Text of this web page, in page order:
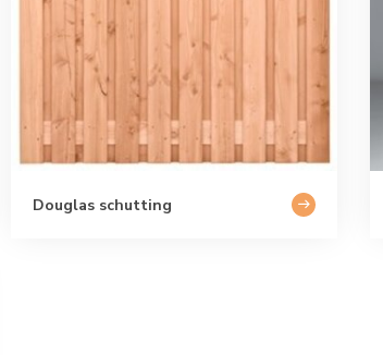
Douglas schutting